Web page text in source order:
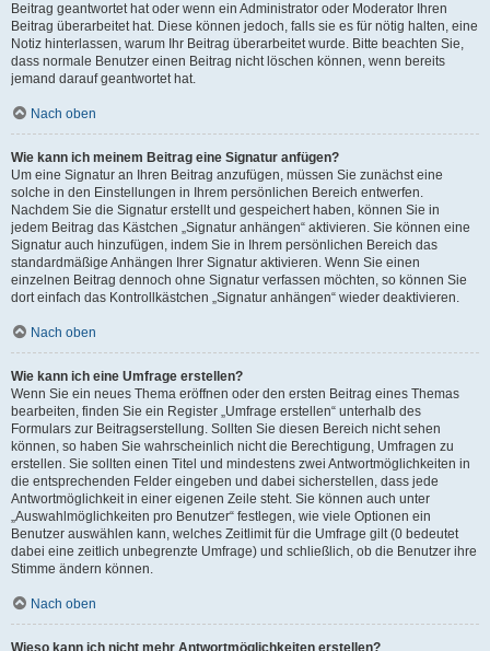
Beitrag geantwortet hat oder wenn ein Administrator oder Moderator Ihren
Beitrag überarbeitet hat. Diese können jedoch, falls sie es für nötig halten, eine
Notiz hinterlassen, warum Ihr Beitrag überarbeitet wurde. Bitte beachten Sie,
dass normale Benutzer einen Beitrag nicht löschen können, wenn bereits
jemand darauf geantwortet hat.
Nach oben
Wie kann ich meinem Beitrag eine Signatur anfügen?
Um eine Signatur an Ihren Beitrag anzufügen, müssen Sie zunächst eine
solche in den Einstellungen in Ihrem persönlichen Bereich entwerfen.
Nachdem Sie die Signatur erstellt und gespeichert haben, können Sie in
jedem Beitrag das Kästchen „Signatur anhängen“ aktivieren. Sie können eine
Signatur auch hinzufügen, indem Sie in Ihrem persönlichen Bereich das
standardmäßige Anhängen Ihrer Signatur aktivieren. Wenn Sie einen
einzelnen Beitrag dennoch ohne Signatur verfassen möchten, so können Sie
dort einfach das Kontrollkästchen „Signatur anhängen“ wieder deaktivieren.
Nach oben
Wie kann ich eine Umfrage erstellen?
Wenn Sie ein neues Thema eröffnen oder den ersten Beitrag eines Themas
bearbeiten, finden Sie ein Register „Umfrage erstellen“ unterhalb des
Formulars zur Beitragserstellung. Sollten Sie diesen Bereich nicht sehen
können, so haben Sie wahrscheinlich nicht die Berechtigung, Umfragen zu
erstellen. Sie sollten einen Titel und mindestens zwei Antwortmöglichkeiten in
die entsprechenden Felder eingeben und dabei sicherstellen, dass jede
Antwortmöglichkeit in einer eigenen Zeile steht. Sie können auch unter
„Auswahlmöglichkeiten pro Benutzer“ festlegen, wie viele Optionen ein
Benutzer auswählen kann, welches Zeitlimit für die Umfrage gilt (0 bedeutet
dabei eine zeitlich unbegrenzte Umfrage) und schließlich, ob die Benutzer ihre
Stimme ändern können.
Nach oben
Wieso kann ich nicht mehr Antwortmöglichkeiten erstellen?